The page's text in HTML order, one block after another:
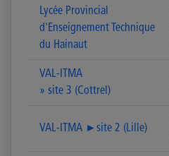
Lycée Provincial
d'Enseignement Technique
du Hainaut
VAL-ITMA
» site 3 (Cottrel)
VAL-ITMA ►site 2 (Lille)